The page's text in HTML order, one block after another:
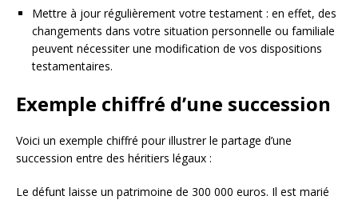
Mettre à jour régulièrement votre testament : en effet, des
changements dans votre situation personnelle ou familiale
peuvent nécessiter une modification de vos dispositions
testamentaires.
Exemple chiffré d’une succession
Voici un exemple chiffré pour illustrer le partage d’une
succession entre des héritiers légaux :
Le défunt laisse un patrimoine de 300 000 euros. Il est marié